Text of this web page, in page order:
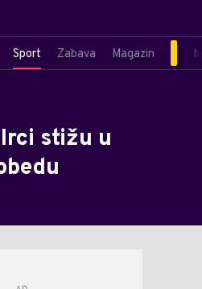
Sport Zabava Magazin
stižu u